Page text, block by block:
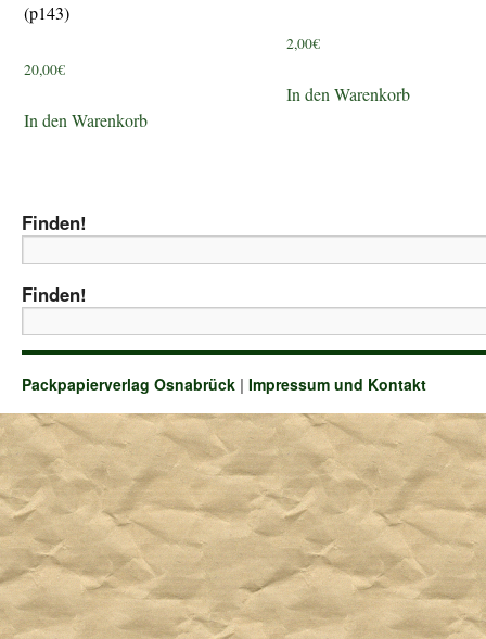
(p143)
20,00€
In den Warenkorb
2,00€
In den Warenkorb
Finden!
Finden!
Packpapierverlag Osnabrück | Impressum und Kontakt